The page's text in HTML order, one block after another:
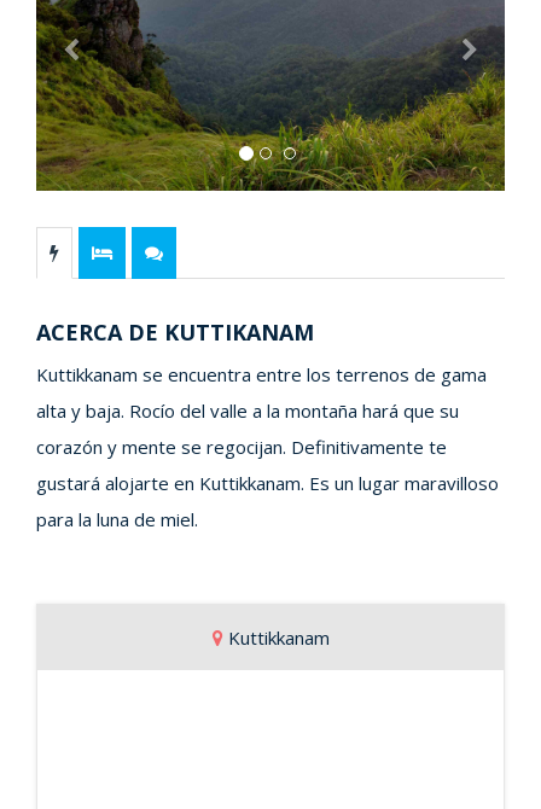
Previous Next
ACERCA DE KUTTIKANAM
Kuttikkanam se encuentra entre los terrenos de gama
alta y baja. Rocío del valle a la montaña hará que su
corazón y mente se regocijan. Definitivamente te
gustará alojarte en Kuttikkanam. Es un lugar maravilloso
para la luna de miel.
Kuttikkanam